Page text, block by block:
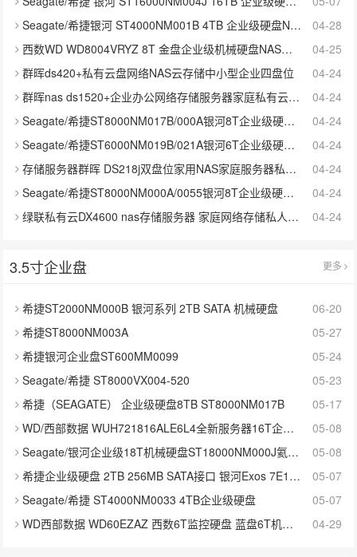
Seagate/希捷银河 ST4000NM001B 4TB 企业级硬盘NAS服务器盘 SAS
04-28
西数WD WD8004VRYZ 8T 金盘企业级机械硬盘NAS网络存储SATA7200转
04-25
群晖ds420+私有云盘网络NAS云存储中小型企业四盘位
04-24
群晖nas ds1520+企业办公网络存储服务器家庭私有云5盘位硬盘盒
04-24
Seagate/希捷ST8000NM017B/000A银河8T企业级硬盘NAS服务器盘8tb
04-24
Seagate/希捷ST6000NM019B/021A银河6T企业级硬盘6tb NAS服务器盘
04-24
存储服务器群晖 DS218j双盘位家用NAS家庭服务器私有云网盘
04-24
Seagate/希捷ST8000NM000A/0055银河8T企业级硬盘NAS服务器盘8tb
04-24
绿联私有云DX4600 nas存储服务器 家庭网络存储私人云局域网共享盘
04-24
3.5寸企业盘 更多
希捷ST2000NM000B 银河系列 2TB SATA 机械硬盘
06-20
希捷ST8000NM003A
05-27
希捷银河企业盘ST600MM0099
05-24
Seagate/希捷 ST8000VX004-520
05-23
希捷（SEAGATE） 企业级硬盘8TB ST8000NM017B
05-17
WD/西部数据 WUH721816ALE6L4全新服务器16T企业级NAS存储硬盘
05-08
Seagate/银河企业级18T机械硬盘ST18000NM000J氦气盘
05-08
希捷企业级硬盘 2TB 256MB SATA接口 银河Exos 7E10系列
05-07
Seagate/希捷 ST4000NM0033 4TB企业级硬盘
05-07
WD西部数据 WD60EZAZ 西数6T监控硬盘 蓝盘6T机械硬盘可监控录像
04-29